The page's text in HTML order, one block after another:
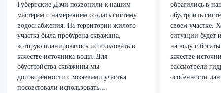
Губернские Дачи позвонили к нашим
мастерам с намерением создать систему
водоснабжения. На территории жилого
участка была пробурена скважина,
которую планировалось использовать в
качестве источника воды. Для
обустройства скважины мы
договорённости с хозяевами участка
посоветовали использовать...
обратились в
обустроить
своем участке.
ситуации будет
на воду с
качестве
рассмотрели
особенности